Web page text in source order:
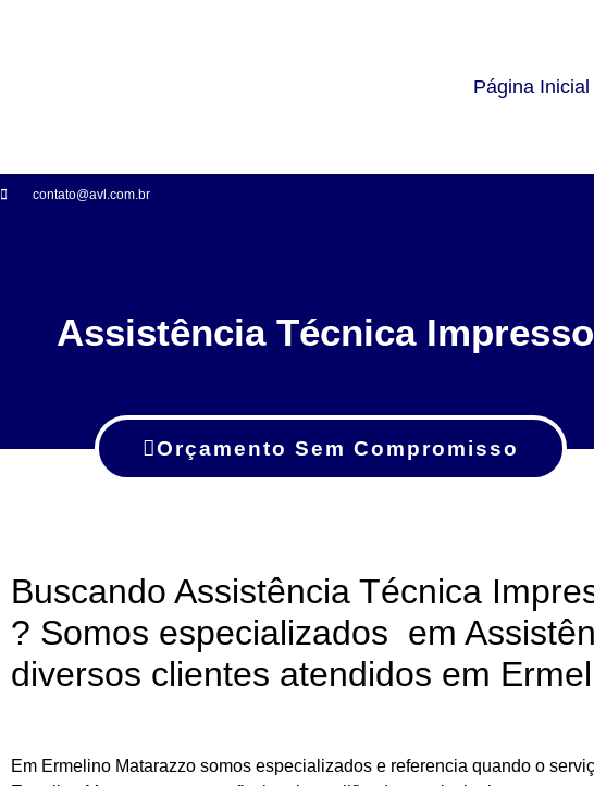
Página Inicial
contato@avl.com.br
Assistência Técnica
Orçamento Sem Compromisso
Buscando Assistência Técnica
? Somos especializados em
diversos clientes atendidos em
Em Ermelino Matarazzo somos especializados e referencia quando o